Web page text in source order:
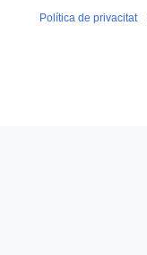
Política de privacitat